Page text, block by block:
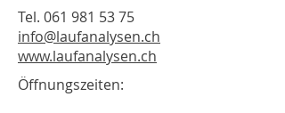
Tel. 061 981 53 75
info@laufanalysen.ch
www.laufanalysen.ch
Öffnungszeiten: